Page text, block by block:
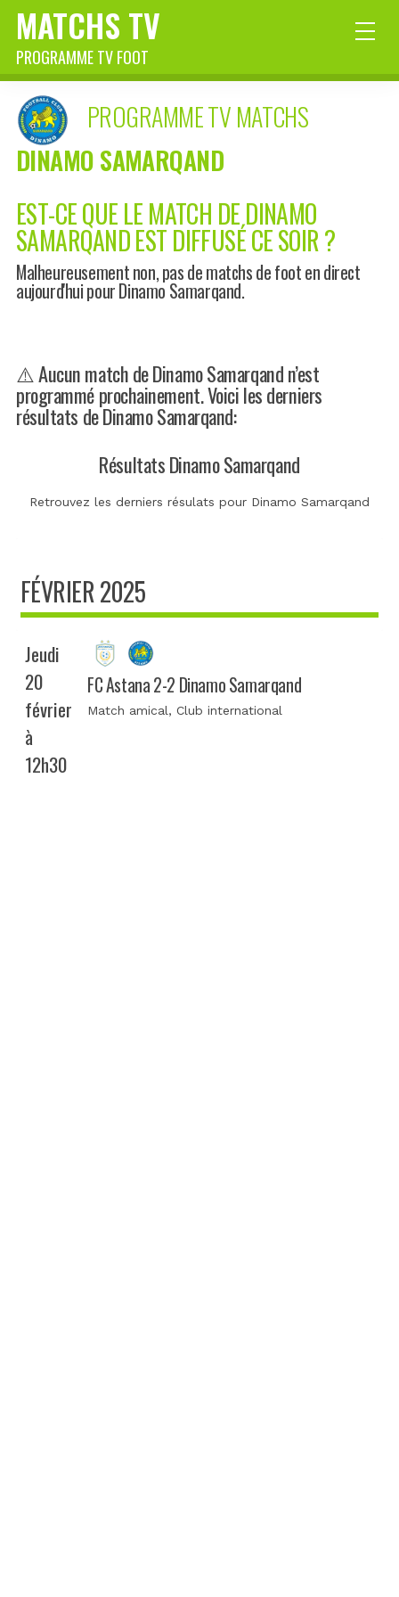
MATCHS TV
PROGRAMME TV FOOT
PROGRAMME TV MATCHS
DINAMO SAMARQAND
EST-CE QUE LE MATCH DE DINAMO
SAMARQAND EST DIFFUSÉ CE SOIR ?
Malheureusement non, pas de matchs de foot en direct
aujourd'hui pour Dinamo Samarqand.
⚠️ Aucun match de Dinamo Samarqand n’est
programmé prochainement. Voici les derniers
résultats de Dinamo Samarqand:
Résultats Dinamo Samarqand
Retrouvez les derniers résulats pour Dinamo Samarqand
FÉVRIER 2025
Jeudi
20
février
à
12h30
FC Astana 2-2 Dinamo Samarqand
Match amical, Club international